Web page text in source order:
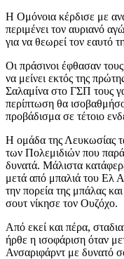
Η Ομόνοια κέρδισε με
περιμένει τον αυριανό
για να θεωρεί τον εαυτό
Οι πράσινοι έφθασαν
να μείνει εκτός της
Σαλαμίνα στο ΓΣΠ τους
περίπτωση θα
προβάδισμα σε τέτοιο
Η ομάδα της Λευκωσίας
των Πολεμιδιών που
δυνατά. Μάλιστα
μετά από μπαλιά του Ελ
την πορεία της μπάλας
σουτ νίκησε τον Ουζόχο.
Από εκεί και πέρα,
ήρθε η ισοφάριση όταν
Ανσαριφάρντ με δυνατό